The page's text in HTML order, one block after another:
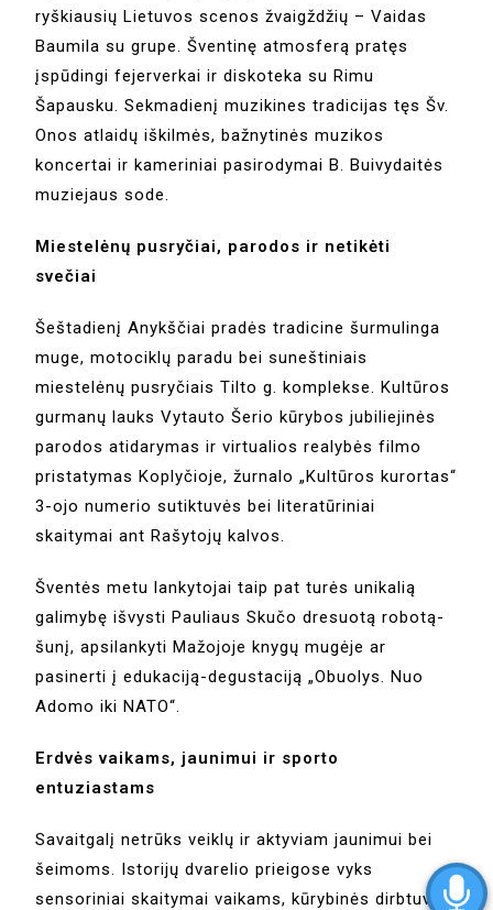
ryškiausių Lietuvos scenos žvaigždžių – Vaidas
Baumila su grupe. Šventinę atmosferą pratęs
įspūdingi fejerverkai ir diskoteka su Rimu
Šapausku. Sekmadienį muzikines tradicijas tęs Šv.
Onos atlaidų iškilmės, bažnytinės muzikos
koncertai ir kameriniai pasirodymai B. Buivydaitės
muziejaus sode.
Miestelėnų pusryčiai, parodos ir netikėti
svečiai
Šeštadienį Anykščiai pradės tradicine šurmulinga
muge, motociklų paradu bei suneštiniais
miestelėnų pusryčiais Tilto g. komplekse. Kultūros
gurmanų lauks Vytauto Šerio kūrybos jubiliejinės
parodos atidarymas ir virtualios realybės filmo
pristatymas Koplyčioje, žurnalo „Kultūros kurortas“
3-ojo numerio sutiktuvės bei literatūriniai
skaitymai ant Rašytojų kalvos.
Šventės metu lankytojai taip pat turės unikalią
galimybę išvysti Pauliaus Skučo dresuotą robotą-
šunį, apsilankyti Mažojoje knygų mugėje ar
pasinerti į edukaciją-degustaciją „Obuolys. Nuo
Adomo iki NATO“.
Erdvės vaikams, jaunimui ir sporto
entuziastams
Savaitgalį netrūks veiklų ir aktyviam jaunimui bei
šeimoms. Istorijų dvarelio prieigose vyks
sensoriniai skaitymai vaikams, kūrybinės dirbtuvės,